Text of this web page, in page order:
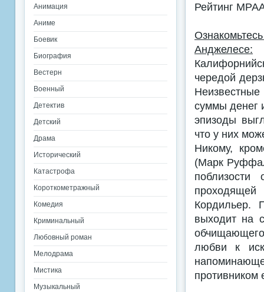
Рейтинг
Анджелесе:
чередой
суммы денег
эпизоды
что у них
Никому,
(Марк
Кордильер.
выходит на
обчищающего
любви к
противником
Анимация
Аниме
Боевик
Биография
Вестерн
Военный
Детектив
Детский
Драма
Исторический
Катастрофа
Короткометражный
Комедия
Криминальный
Любовный роман
Мелодрама
Мистика
Музыкальный